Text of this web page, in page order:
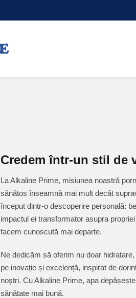
Credem într-un stil de
La Alkaline Prime, misiunea noastră
sănătos înseamnă mai mult decât
început dintr-o descoperire personală:
impactul ei transformator asupra
facem cunoscută mai departe.
Ne dedicăm să oferim nu doar
pe inovație și excelență, inspirat de
noștri. Cu Alkaline Prime, apa
sănătate mai bună.